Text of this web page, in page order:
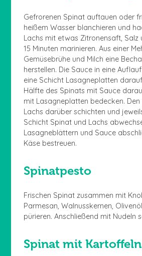
Gefrorenen Spinat auftauen oder
heißem Wasser blanchieren und
Lachs mit etwas Zitronensaft, Salz
15 Minuten marinieren. Aus einer
Gemüsebrühe und Milch eine
herstellen. Die Sauce in eine
eine Schicht Lasagneplatten
Hälfte des Spinats mit Sauce
mit Lasagneplatten bedecken. Den
Lachs darüber schichten und
Schicht Spinat und Lachs
Lasagneblättern und Sauce
Käse bestreuen.
Spinatpesto
Frischen Spinat zusammen mit
Parmesan, Walnusskernen,
pürieren. Anschließend mit Nudeln
Spinat mit